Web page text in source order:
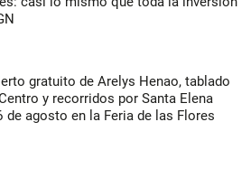
gratuito de Arelys Henao, tablado
y recorridos por Santa Elena
de agosto en la Feria de las Flores